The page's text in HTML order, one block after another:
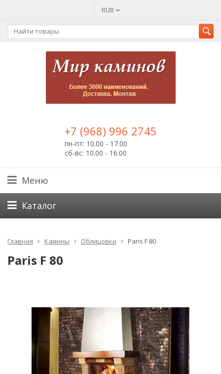
RUB
+7 (968) 996 2745
пн-пт: 10.00 - 17.00
сб-вс: 10.00 - 16.00
Меню
Каталог
Главная Камины Облицовки Paris F 80
Paris F 80